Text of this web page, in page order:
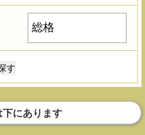
にあります